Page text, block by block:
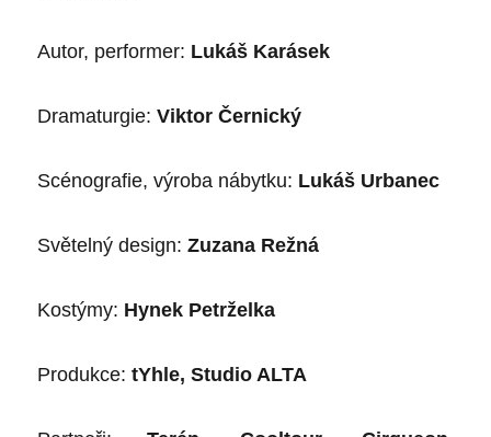
Autor, performer: Lukáš Karásek
Dramaturgie:Viktor Černický
Scénografie, výroba nábytku: Lukáš Urbanec
Světelný design:Zuzana Režná
Kostýmy: Hynek Petrželka
Produkce:tYhle, Studio ALTA